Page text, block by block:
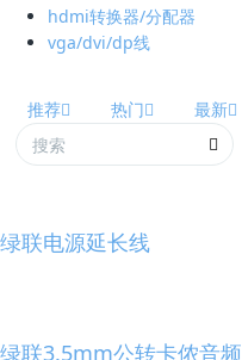
hdmi转换器/分配器
vga/dvi/dp线
推荐 热门 最新
绿联电源延长线
绿联3.5mm公转卡侬音频